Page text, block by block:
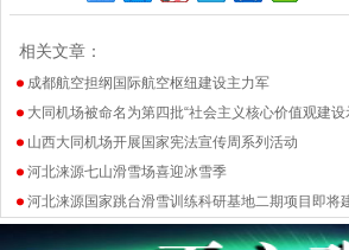
相关文章：
成都航空担纲国际航空枢纽建设主力军
大同机场被命名为第四批“社会主义核心价值观建设
山西大同机场开展国家宪法宣传周系列活动
河北涞源七山滑雪场喜迎冰雪季
河北涞源国家跳台滑雪训练科研基地二期项目即将